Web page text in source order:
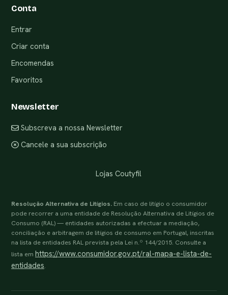
Conta
Entrar
Criar conta
Encomendas
Favoritos
Newsletter
Subscreva a nossa Newsletter
Cancele a sua subscrição
Lojas Coutyfil
Resolução Alternativa de Litígios. Em caso de litígio o consumidor
pode recorrer a uma entidade de Resolução Alternativa de Litígios de
Consumo (RAL) — entidades autorizadas a efectuar a mediação,
conciliação e arbitragem de litígios de consumo em Portugal, inscritas
na lista de entidades RAL prevista pela Lei n.º 144/2015. Consulte a
lista em https://www.consumidor.gov.pt/ral-mapa-e-lista-de-
entidades.